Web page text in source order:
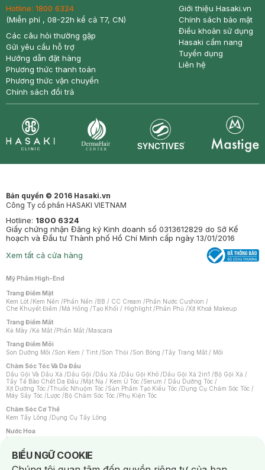
Hotline: 1800 6324
(Miễn phí , 08-22h kể cả T7, CN)
Các câu hỏi thường gặp
Gửi yêu cầu hỗ trợ
Hướng dẫn đặt hàng
Phương thức thanh toán
Phương thức vận chuyển
Chính sách đổi trả
Giới thiệu Hasaki.vn
Chính sách bảo mật
Điều khoản sử dụng
Hasaki cẩm nang
Tuyển dụng
Liên hệ
Bản quyền © 2016 Hasaki.vn
Công Ty cổ phần HASAKI VIETNAM
Hotline: 1800 6324
Giấy chứng nhận Đăng ký Kinh doanh số 0313612829 do Sở Kế
hoạch và Đầu tư Thành phố Hồ Chí Minh cấp ngày 13/01/2016
Xem tất cả cửa hàng
Mỹ Phẩm High-End
Trang Điểm Mặt
Kem Lót /Kem Nền /Phấn Nền /BB / CC Cream /Phấn Nước Cushion /
Che Khuyết Điểm /Má Hồng /Tạo Khối / Highlight /Phấn Phủ /Xịt Khoá Makeup
Trang Điểm Mắt
Kẻ Mày /Kẻ Mắt /Phấn Mắt /Mascara
Trang Điểm Môi
Son Dưỡng Môi /Son Kem / Tint /Son Thỏi /Son Bóng /Tẩy Trang Mắt / Môi
Chăm Sóc Tóc Và Da Đầu
Dầu Gội Và Dầu Xả /Dầu Gội /Dầu Xả /Dầu Gội Khô /Dầu Gội Xả 2in1 /Bộ Gội Xả /
Tẩy Tế Bào Chết Da Đầu /Mặt Nạ / Kem Ủ Tóc /Serum / Dầu Dưỡng Tóc /
Xịt Dưỡng Tóc /Thuốc Nhuộm Tóc /Sản Phẩm Tạo Kiểu Tóc /Dụng Cụ Chăm Sóc Tóc /
Máy Sấy Tóc /Lược /Bộ Chăm Sóc Tóc /Phụ Kiện Tóc
Chăm Sóc Cơ Thể
Kem Tẩy Lông /Dụng Cụ Tẩy Lông
Nước Hoa
Nước Hoa Nữ
Chăm Sóc Cá Nhân
Chống Muỗi /Khẩu Trang /Máy Massage/Mặt Nạ Xông Hơi /Nước Rửa Tay/
BIỂU NGỮ COOKIE
Notice about cookies usage